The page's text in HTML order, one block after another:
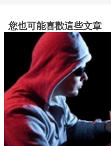
您也可能喜歡這些文章